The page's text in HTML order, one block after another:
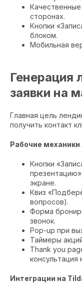
сторонах.
Кнопки
блоком.
Мобильная
Генерация
заявки на
Главная цель
получить контакт
Рабочие
Кнопки
экране.
Квиз
вопросов).
Форма
звонок.
Pop-up при
Таймеры
Thank you
консультация
Интеграции на